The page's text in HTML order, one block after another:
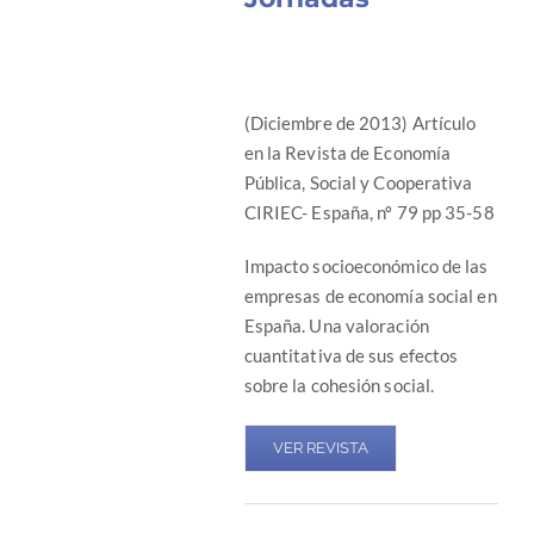
(Diciembre de 2013) Artículo
en la Revista de Economía
Pública, Social y Cooperativa
CIRIEC- España, nº 79 pp 35-58
Impacto socioeconómico de las
empresas de economía social en
España. Una valoración
cuantitativa de sus efectos
sobre la cohesión social.
VER REVISTA